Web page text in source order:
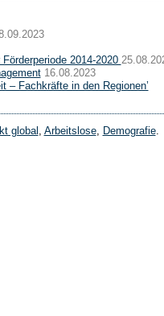
2014-2020
16.08.2023
– Fachkräfte in den Regionen’
global Arbeitslose, Demografie.